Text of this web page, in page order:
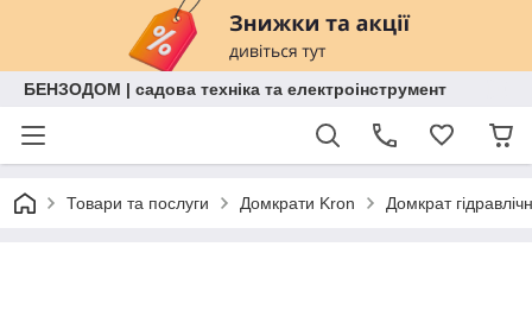
БЕНЗОДОМ | садова техніка та електроінструмент
Товари та послуги Домкрати Kron Домкрат